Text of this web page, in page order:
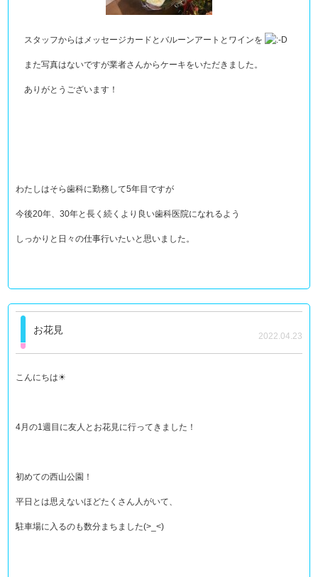
スタッフからはメッセージカードとバルーンアートとワインを
また写真はないですが業者さんからケーキをいただきました。
ありがとうございます！
わたしはそら歯科に勤務して5年目ですが
今後20年、30年と長く続くより良い歯科医院になれるよう
しっかりと日々の仕事行いたいと思いました。
お花見
2022.04.23
こんにちは☀
4月の1週目に友人とお花見に行ってきました！
初めての西山公園！
平日とは思えないほどたくさん人がいて、
駐車場に入るのも数分まちました(>_<)